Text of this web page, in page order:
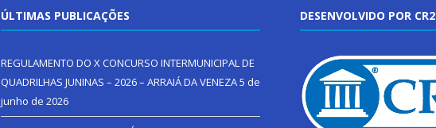
ÚLTIMAS PUBLICAÇÕES
REGULAMENTO DO X CONCURSO INTERMUNICIPAL DE
QUADRILHAS JUNINAS – 2026 – ARRAIÁ DA VENEZA5 de
junho de 2026
DESENVOLVIDO POR CR2